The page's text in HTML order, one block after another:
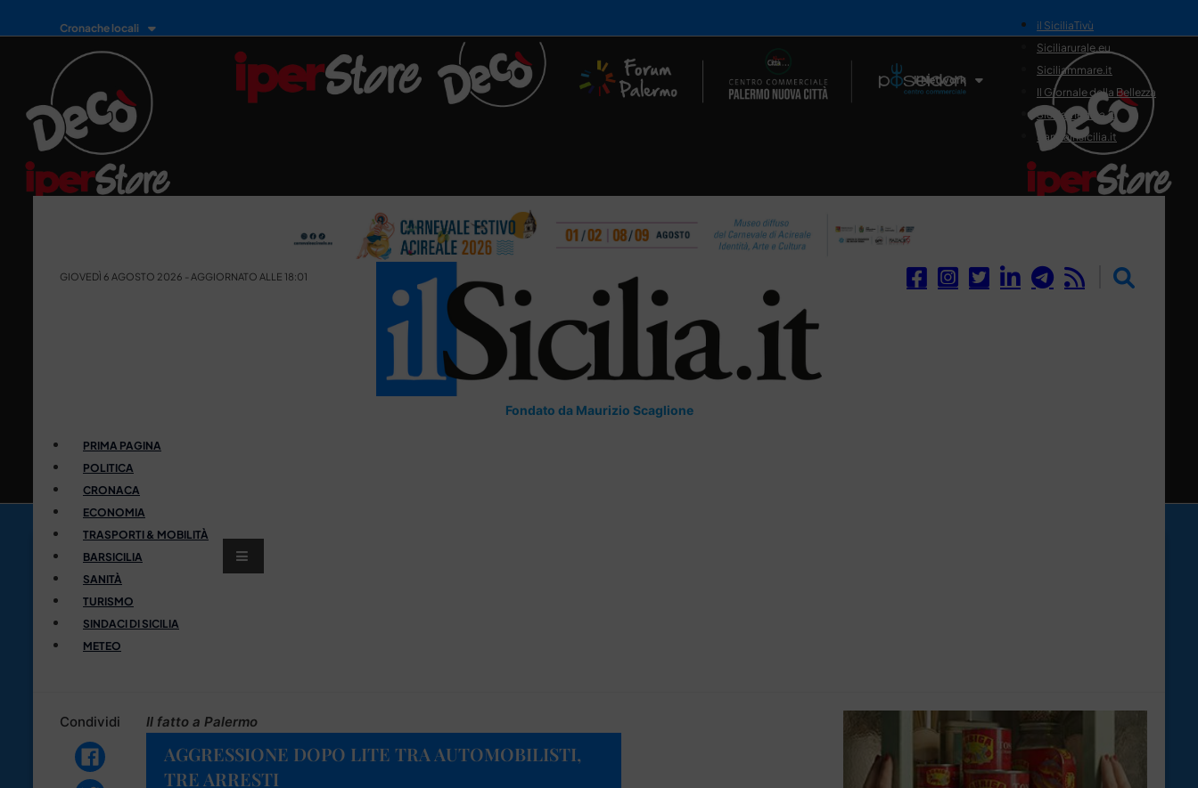
Cronache locali
Il Network
il SiciliaTivù
Siciliarurale.eu
Siciliammare.it
Il Giornale della Bellezza
Siciliamedica.it
Sanitainsicilia.it
GIOVEDÌ 6 AGOSTO 2026 - AGGIORNATO ALLE 18:01
Fondato da Maurizio Scaglione
PRIMA PAGINA
POLITICA
CRONACA
ECONOMIA
TRASPORTI & MOBILITÀ
BARSICILIA
SANITÀ
TURISMO
SINDACI DI SICILIA
METEO
Condividi Il fatto a Palermo
AGGRESSIONE DOPO LITE TRA AUTOMOBILISTI,
TRE ARRESTI